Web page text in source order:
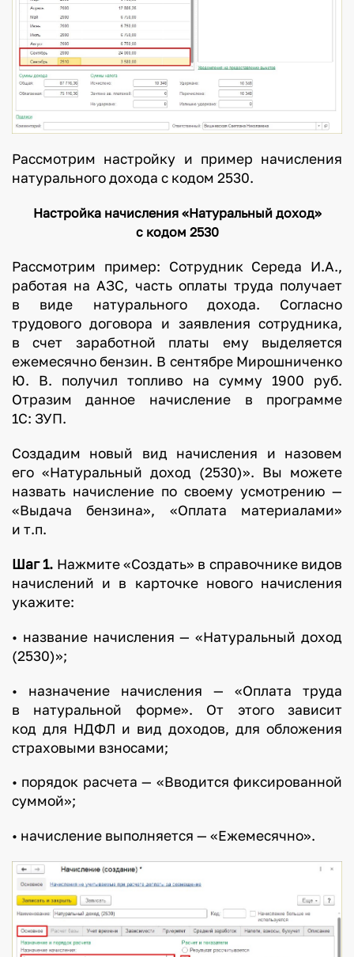
Рассмотрим настройку и пример начисления
натурального дохода с кодом 2530.
Настройка начисления «Натуральный доход»
с кодом 2530
Рассмотрим пример: Сотрудник Середа И.А.,
работая на АЗС, часть оплаты труда получает
в виде натурального дохода. Согласно
трудового договора и заявления сотрудника,
в счет заработной платы ему выделяется
ежемесячно бензин. В сентябре Мирошниченко
Ю. В. получил топливо на сумму 1900 руб.
Отразим данное начисление в программе
1С: ЗУП.
Создадим новый вид начисления и назовем
его «Натуральный доход (2530)». Вы можете
назвать начисление по своему усмотрению —
«Выдача бензина», «Оплата материалами»
и т.п.
Шаг 1. Нажмите «Создать» в справочнике видов
начислений и в карточке нового начисления
укажите:
• название начисления — «Натуральный доход
(2530)»;
• назначение начисления — «Оплата труда
в натуральной форме». От этого зависит
код для НДФЛ и вид доходов, для обложения
страховыми взносами;
• порядок расчета — «Вводится фиксированной
суммой»;
• начисление выполняется — «Ежемесячно».